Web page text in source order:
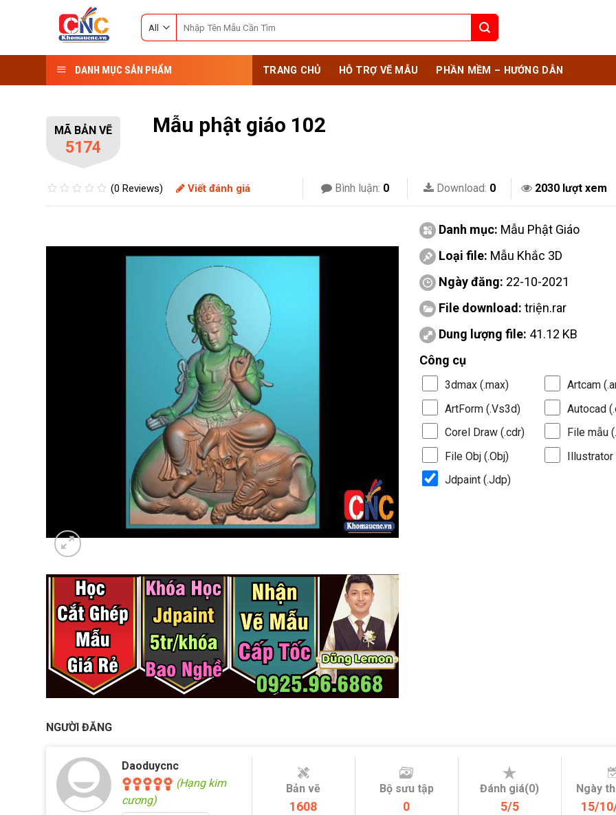
for:
DANH MỤC SẢN PHẨM TRANG CHỦ HỖ TRỢ VẼ MẪU PHẦN MỀM – HƯỚNG DẪN
MÃ BẢN VẼ
5174
Mẫu phật giáo 102
(0 Reviews) Viết đánh giá Bình luận: 0 Download: 0 2030 lượt xem
Danh mục: Mẫu Phật Giáo
Loại file: Mẫu Khắc 3D
Ngày đăng: 22-10-2021
File download: triện.rar
Dung lượng file: 41.12 KB
Công cụ
3dmax (.max)
Artcam
ArtForm (.Vs3d)
Autocad
Corel Draw (.cdr)
File mẫu
File Obj (.Obj)
Illustrator
Jdpaint (.Jdp)
NGƯỜI ĐĂNG
Daoduycnc
(Hạng kim
cương)
Bản vẽ
1608
Bộ sưu tập
0
Đánh giá(0)
5/5
Ngày
15/